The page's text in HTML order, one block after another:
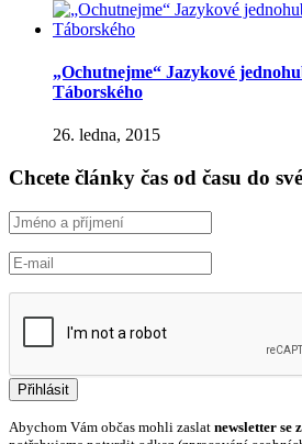
„Ochutnejme“ Jazykové
Táborského
26. ledna, 2015
Chcete články čas od času do
Abychom Vám občas mohli zaslat newsletter se